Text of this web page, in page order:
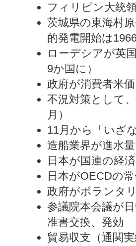
フィリピン大統
茨城県の東海村
的発電開始は
ローデシアが英
9か国に）
政府が消費者米
不況対策として
月）
11月から「いざ
造船業界が進水
日本が国連の経
日本がOECDの
政府がボランタ
参議院本会議が
准書交換、発効
貿易収支（通関